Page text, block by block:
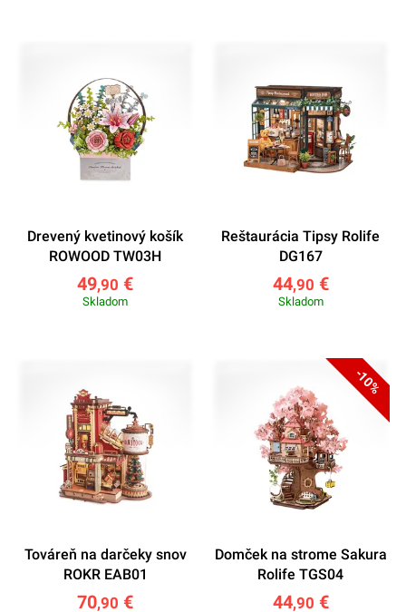
Drevený kvetinový košík
ROWOOD TW03H
49,90 €
Skladom
Reštaurácia Tipsy Rolife
DG167
44,90 €
Skladom
Továreň na darčeky snov
ROKR EAB01
70,90 €
-10%
Domček na strome Sakura
Rolife TGS04
44,90 €